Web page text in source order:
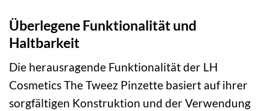
Überlegene Funktionalität und
Haltbarkeit
Die herausragende Funktionalität der LH
Cosmetics The Tweez Pinzette basiert auf ihrer
sorgfältigen Konstruktion und der Verwendung